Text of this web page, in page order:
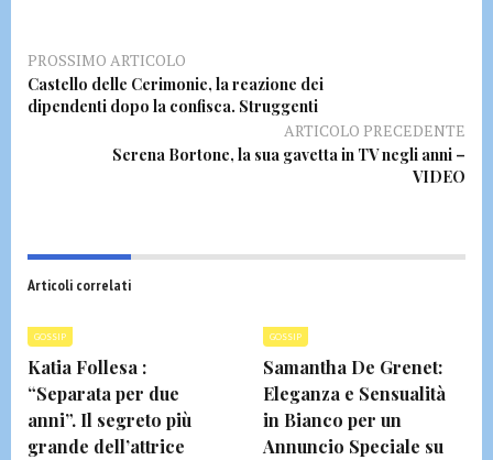
PROSSIMO ARTICOLO
Castello delle Cerimonie, la reazione dei
dipendenti dopo la confisca. Struggenti
ARTICOLO PRECEDENTE
Serena Bortone, la sua gavetta in TV negli anni –
VIDEO
Articoli correlati
GOSSIP
Katia Follesa :
“Separata per due
anni”. Il segreto più
grande dell’attrice
GOSSIP
Samantha De Grenet:
Eleganza e Sensualità
in Bianco per un
Annuncio Speciale su